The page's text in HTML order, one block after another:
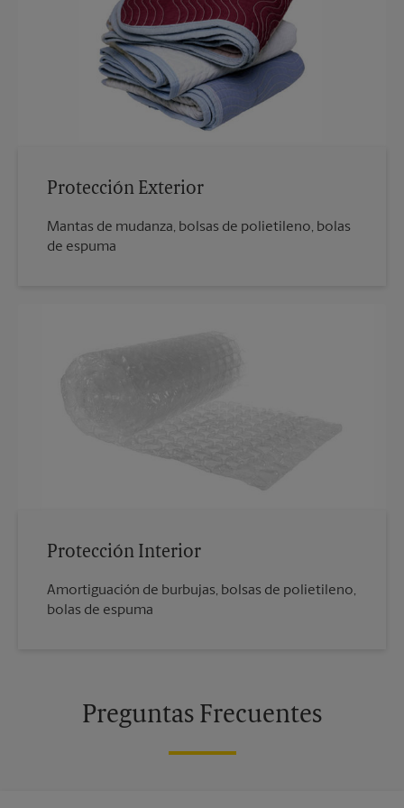
Protección Exterior
Mantas de mudanza, bolsas de polietileno, bolas
de espuma
Protección Interior
Amortiguación de burbujas, bolsas de polietileno,
bolas de espuma
Preguntas Frecuentes